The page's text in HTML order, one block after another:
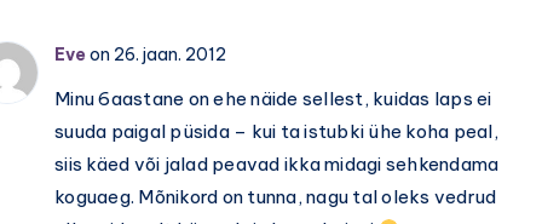
Eve on 26. jaan. 2012
Minu 6aastane on ehe näide sellest, kuidas laps ei
suuda paigal püsida – kui ta istubki ühe koha peal,
siis käed või jalad peavad ikka midagi sehkendama
koguaeg. Mõnikord on tunna, nagu tal oleks vedrud